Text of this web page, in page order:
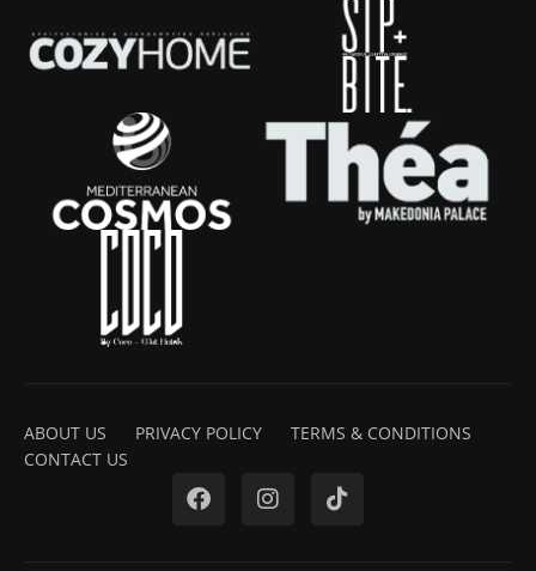
ABOUT US PRIVACY POLICY
TERMS & CONDITIONS
CONTACT US